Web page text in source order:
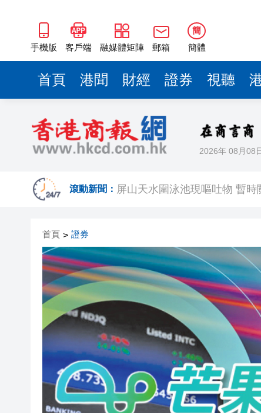
手機版 客戶端 融媒體矩陣 郵箱
簡
簡體
首頁 港聞 財經 證券 視聽
2026年 08月08
滾動新聞： 屏山天水圍泳池現嘔吐物 暫時
風雨過後八桂安好｜桂港直航
相約深圳，見證
港區人大代表團繼續考察安
相約深圳，見
首頁 > 證券